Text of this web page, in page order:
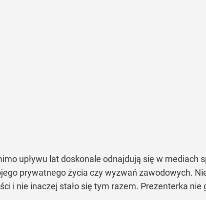
upływu lat doskonale odnajdują się w mediach
prywatnego życia czy wyzwań zawodowych.
i nie inaczej stało się tym razem. Prezenterka nie